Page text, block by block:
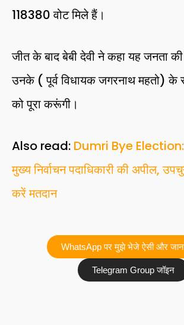
118380 वोट मिले हैं।
जीत के बाद बेबी देवी ने कहा यह जनता
उनके ( पूर्व विधायक जगरनाथ महतो) के
को पूरा करूंगी।
Also read: Dumri Bye Election:
मुख्य निर्वाचन पदाधिकारी की अपील,
करें मतदान
WhatsApp पर मुझे भेजे ऐसी और
Telegram Group जॉइन